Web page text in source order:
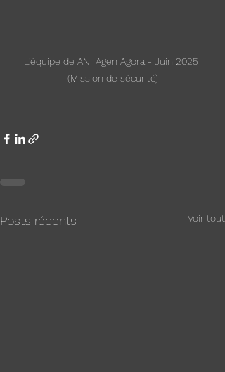
L'équipe de AN  Agen Agora - Juin 2025
(Mission de sécurité)
Posts récents Voir tout